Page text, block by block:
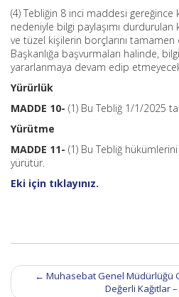
(4) Tebliğin 8 inci maddesi gereğince
nedeniyle bilgi paylaşımı durdurulan
ve tüzel kişilerin borçlarını
Başkanlığa başvurmaları halinde,
yararlanmaya devam edip
Yürürlük
MADDE 10- (1) Bu Tebliğ 1/1/2025
Yürütme
MADDE 11- (1) Bu Tebliğ
yürütür.
Eki için tıklayınız.
Post
navigation
← Muhasebat Genel Müdürlüğü
Değerli Kağıtlar –